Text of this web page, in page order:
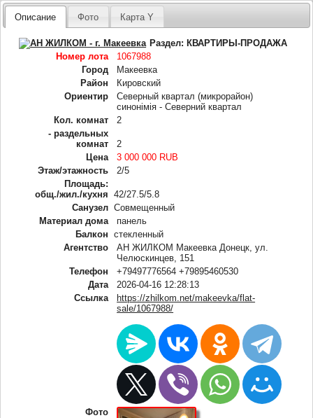
Описание Фото Карта Y
Раздел:КВАРТИРЫ-ПРОДАЖА
Номер лота
1067988
Город
Макеевка
Район
Кировский
Ориентир
Северный квартал (микрорайон)
синонімія - Северний квартал
Кол. комнат
2
- раздельных
комнат
2
Цена
3 000 000 RUB
Этаж/этажность
2/5
Площадь:
общ./жил./кухня
42/27.5/5.8
Санузел Совмещенный
Материал дома
панель
Балкон
стекленный
Агентство
АН ЖИЛКОМ Макеевка Донецк, ул.
Челюскинцев, 151
Телефон
+79497776564 +79895460530
Дата
2026-04-16 12:28:13
Ссылка
https://zhilkom.net/makeevka/flat-
sale/1067988/
Фото